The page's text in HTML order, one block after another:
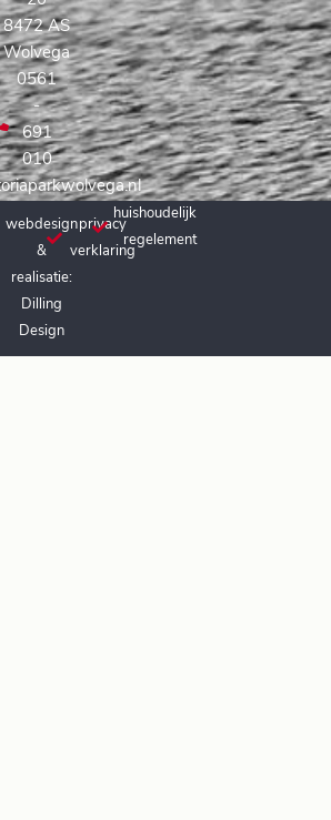
8472 AS
Wolvega
0561
-
691
010
webdesign
&
realisatie:
Dilling
Design
privacy
verklaring
huishoudelijk
regelement